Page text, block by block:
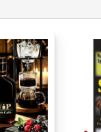
向那哀鳴的遺
再有形狀、令人可
的噩夢！」
。你的夢可謂是個
沒錯！那即是一